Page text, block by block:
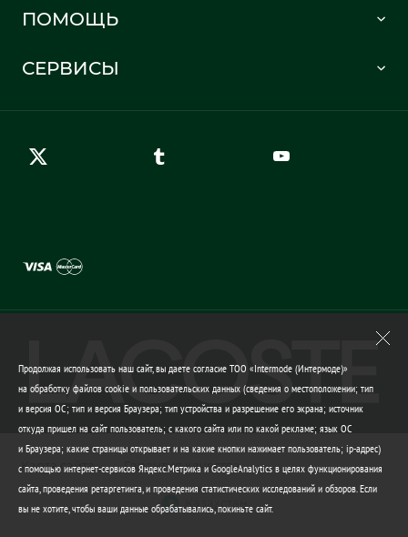
Информация о доставке
Правила возврата
ПОМОЩЬ
Карта сайта
СЕРВИСЫ
Карта сайта Гарантия качества
Продолжая использовать наш сайт, вы даете согласие ТОО «Intermode (Интермоде)»
на обработку файлов cookie и пользовательских данных (сведения о местоположении; тип
и версия ОС; тип и версия Браузера; тип устройства и разрешение его экрана; источник
откуда пришел на сайт пользователь; с какого сайта или по какой рекламе; язык ОС
и Браузера; какие страницы открывает и на какие кнопки нажимает пользователь; ip-адрес)
с помощью интернет-сервисов Яндекс.Метрика и GoogleAnalytics в целях функционирования
сайта, проведения ретаргетинга, и проведения статистических исследований и обзоров. Если
вы не хотите, чтобы ваши данные обрабатывались, покиньте сайт.